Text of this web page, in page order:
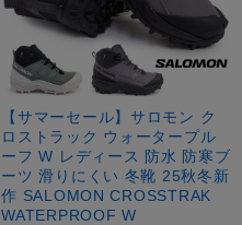
【サマーセール】サロモン ク
ロストラック ウォータープル
ーフ W レディース 防水 防寒ブ
ーツ 滑りにくい 冬靴 25秋冬新
作 SALOMON CROSSTRAK
WATERPROOF W